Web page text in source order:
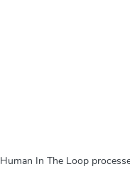
In The Loop